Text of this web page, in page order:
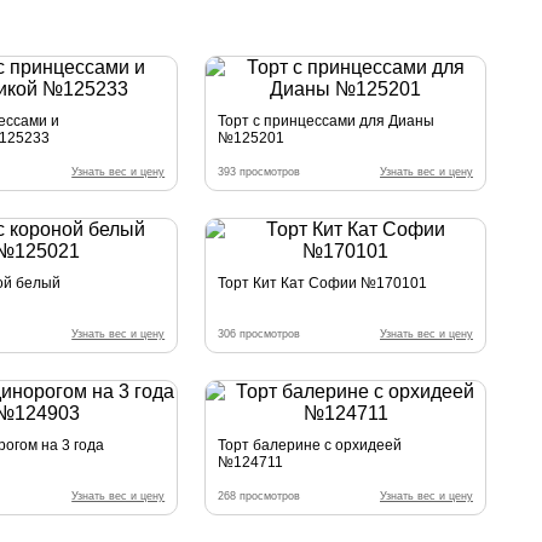
и
Узнать вес и цену
Торт с принцессами для Дианы
№125201
393 просмотров Узнать вес и цену
белый
Узнать вес и цену
Торт Кит Кат Софии №170101
306 просмотров Узнать вес и цену
на 3 года
Узнать вес и цену
Торт балерине с орхидеей
№124711
268 просмотров Узнать вес и цену